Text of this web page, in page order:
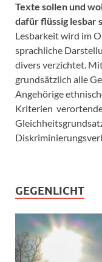
Texte sollen und
dafür flüssig lesbar
Lesbarkeit wird im
sprachliche
divers verzichtet.
grundsätzlich alle
Angehörige
Kriterien
GEGENLICHT